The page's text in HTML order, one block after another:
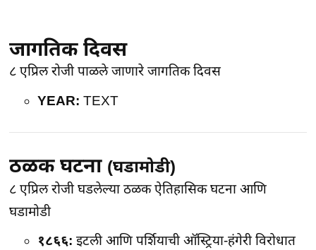
जागतिक दिवस
८ एप्रिलरोजी पाळले जाणारेजागतिक दिवस
YEAR: TEXT
ठळक घटना (घडामोडी)
८ एप्रिलरोजी घडलेल्या ठळक ऐतिहासिक घटना आणि
घडामोडी
१८६६: इटली आणि पर्शियाची ऑस्ट्रिया-हंगेरी विरोधात